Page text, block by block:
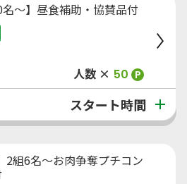
名～】昼食補助・協賛品付
人数 × 50 P
スタート時間
2組6名～お肉争奪プチコン